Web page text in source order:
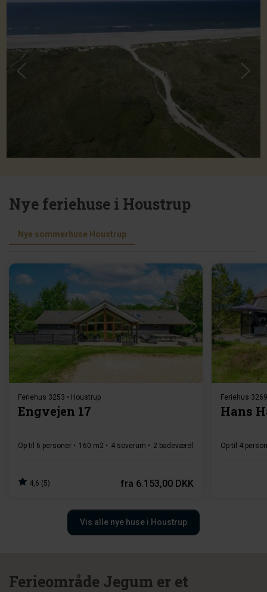
Nye feriehuse i Houstrup
Nye sommerhuse Houstrup
Indlæser...
Feriehus 3253 • Houstrup
Engvejen 17
Op til 6 personer 160 m2 4 soverum 2 badeværelse(r) Sauna
4,6 (5) fra 6.153,00 DKK
Feriehus
Hans
Op til 4
Vis alle nye huse i Houstrup
Ferieområde Jegum er et